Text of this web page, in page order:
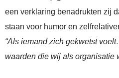
een verklaring benadrukten zij
staan voor humor en
“Als iemand zich gekwetst
waarden die wij als organisatie